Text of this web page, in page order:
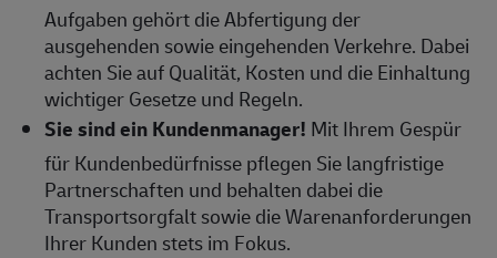
Aufgaben gehört die Abfertigung der
ausgehenden sowie eingehenden Verkehre. Dabei
achten Sie auf Qualität, Kosten und die Einhaltung
wichtiger Gesetze und Regeln.
Sie sind ein Kundenmanager! Mit Ihrem Gespür
für Kundenbedürfnisse pflegen Sie langfristige
Partnerschaften und behalten dabei die
Transportsorgfalt sowie die Warenanforderungen
Ihrer Kunden stets im Fokus.